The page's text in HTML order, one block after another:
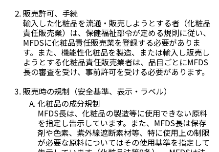
販売許可、手続
輸入した化粧品を流通・販売しようとする者（化粧品
責任販売業）は、保健福祉部令が定める規則に従い、
MFDSに化粧品責任販売業を登録する必要がありま
す。また、機能性化粧品を製造、または輸入し販売し
ようとする化粧品責任販売業者は、品目ごとにMFDS
長の審査を受け、事前許可を受ける必要があります。
販売時の規制（安全基準、表示・ラベル）
化粧品の成分規制
MFDS長は、化粧品の製造等に使用できない原料
を指定し告示しています。また、MFDS長は保存
剤や色素、紫外線遮断素材等、特に使用上の制限
が必要な原料についてはその使用基準を指定して